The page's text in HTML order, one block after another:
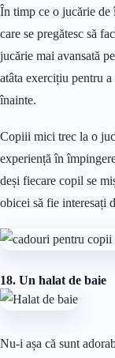
În timp ce o jucărie de
care se pregătesc să
jucărie mai avansată
atâta exercițiu pentru
înainte.
Copiii mici trec la o
experiență în
deși fiecare copil se
obicei să fie interesați
18. Un halat de baie
Nu-i așa că sunt